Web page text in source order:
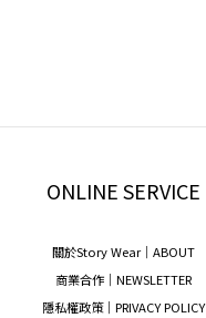
ONLINE SERVICE
關於Story Wear｜ABOUT
商業合作｜NEWSLETTER
隱私權政策｜PRIVACY POLICY